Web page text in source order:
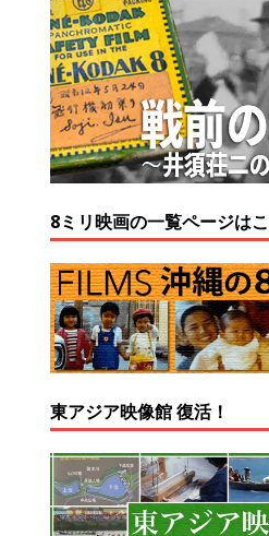
8ミリ映画の一覧ページは
東アジア映像館 復活！